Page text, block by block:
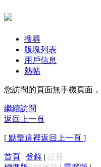
搜尋
版塊列表
用戶信息
熱帖
您訪問的頁面無手機頁面
繼續訪問
返回上一頁
[ 點擊這裡返回上一頁 ]
首頁 | 登錄 | 註冊